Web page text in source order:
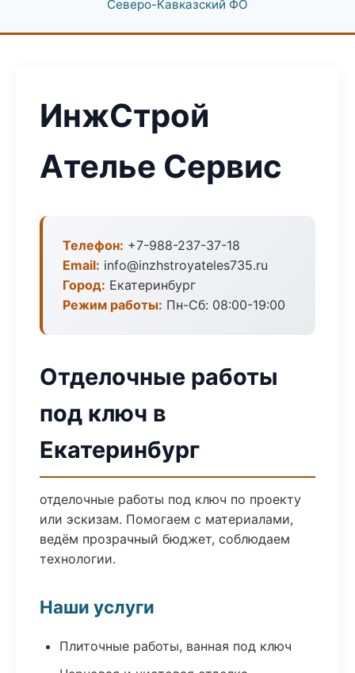
Северо-Кавказский ФО
ИнжСтрой
Ателье Сервис
Телефон: +7-988-237-37-18
Email: info@inzhstroyateles735.ru
Город: Екатеринбург
Режим работы: Пн-Сб: 08:00-19:00
Отделочные работы
под ключ в
Екатеринбург
отделочные работы под ключ по проекту
или эскизам. Помогаем с материалами,
ведём прозрачный бюджет, соблюдаем
технологии.
Наши услуги
Плиточные работы, ванная под ключ